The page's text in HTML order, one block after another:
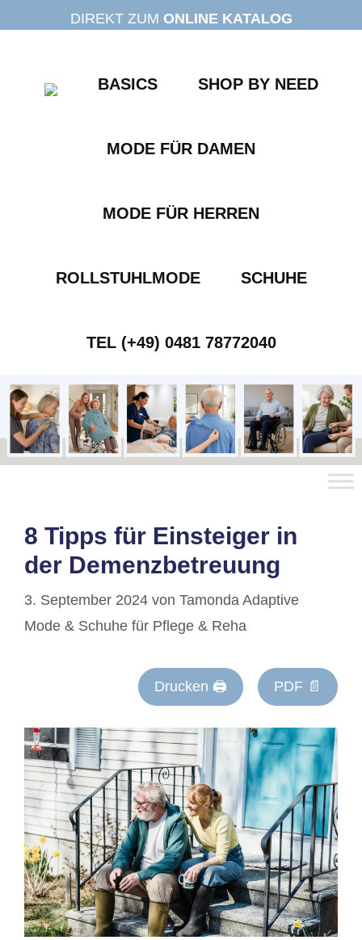
Inhalt
DIREKT ZUM ONLINE KATALOG
BASICS SHOP BY NEED
MODE FÜR DAMEN
MODE FÜR HERREN
ROLLSTUHLMODE SCHUHE
TEL (+49) 0481 78772040
8 Tipps für Einsteiger in
der Demenzbetreuung
3. September 2024 von Tamonda Adaptive
Mode & Schuhe für Pflege & Reha
Drucken 🖨 PDF 📄